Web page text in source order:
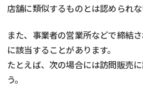
店舗に類似するものとは認められな
また、事業者の営業所などで締結
に該当することがあります。
たとえば、次の場合には訪問販売
う。